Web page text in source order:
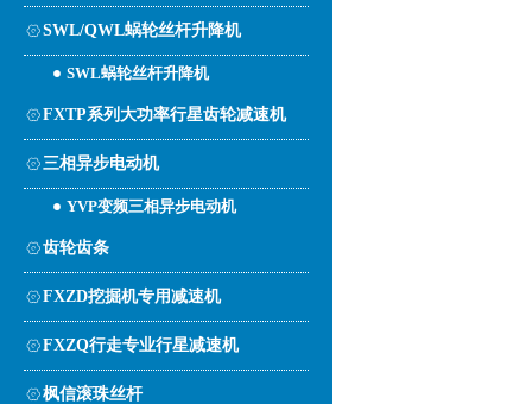
SWL/QWL蜗轮丝杆升降机
SWL蜗轮丝杆升降机
FXTP系列大功率行星齿轮减速机
三相异步电动机
YVP变频三相异步电动机
齿轮齿条
FXZD挖掘机专用减速机
FXZQ行走专业行星减速机
枫信滚珠丝杆